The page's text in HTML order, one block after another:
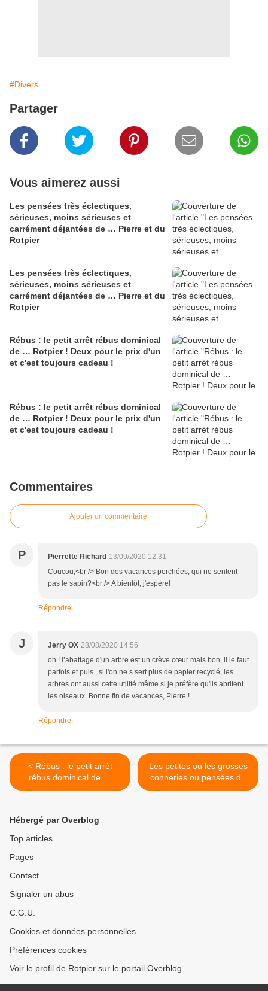
#Divers
Partager
Vous aimerez aussi
Les pensées très éclectiques,
sérieuses, moins sérieuses et
carrément déjantées de … Pierre et du
Rotpier
Les pensées très éclectiques,
sérieuses, moins sérieuses et
carrément déjantées de … Pierre et du
Rotpier
Rébus : le petit arrêt rébus dominical
de … Rotpier ! Deux pour le prix d'un
et c'est toujours cadeau !
Rébus : le petit arrêt rébus dominical
de … Rotpier ! Deux pour le prix d'un
et c'est toujours cadeau !
Commentaires
Ajouter un commentaire
P Pierrette Richard 13/09/2020 12:31
Coucou,<br /> Bon des vacances perchées, qui ne sentent
pas le sapin?<br /> A bientôt, j'espère!
Répondre
J Jerry OX 28/08/2020 14:56
oh ! l’abattage d'un arbre est un crève cœur mais bon, il le faut
parfois et puis , si l'on ne s sert plus de papier recyclé, les
arbres ont aussi cette utilité même si je préfère qu'ils abritent
les oiseaux. Bonne fin de vacances, Pierre !
Répondre
< Rébus : le petit arrêt
rébus dominical de …
Rotpier ! Deux pour le prix
Les petites ou les grosses
conneries ou pensées du
jour de ... Rotpier >
Hébergé par Overblog
Top articles
Pages
Contact
Signaler un abus
C.G.U.
Cookies et données personnelles
Préférences cookies
Voir le profil de Rotpier sur le portail Overblog